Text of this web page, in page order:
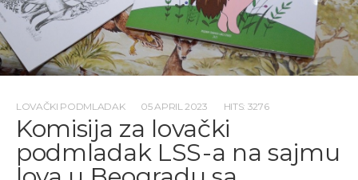
LOVAČKI PODMLADAK 05 APRIL 2023 HITS: 3276
Komisija za lovački
podmladak LSS-a na sajmu